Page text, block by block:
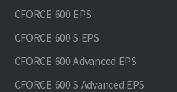
CFORCE 600 EPS
CFORCE 600 S EPS
CFORCE 600 Advanced EPS
CFORCE 600 S Advanced EPS